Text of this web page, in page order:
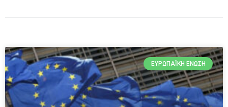
ΕΥΡΩΠΑΪΚΉ ΈΝΩΣΗ